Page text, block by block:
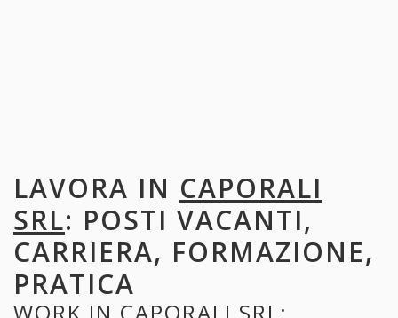
LAVORA IN CAPORALI
SRL: POSTI VACANTI,
CARRIERA, FORMAZIONE,
PRATICA
WORK IN CAPORALI SRL :